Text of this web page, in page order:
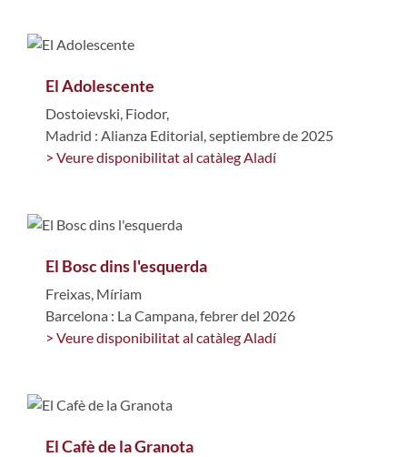
El Adolescente
Dostoievski, Fiodor,
Madrid : Alianza Editorial, septiembre de 2025
> Veure disponibilitat al catàleg Aladí
El Bosc dins l'esquerda
Freixas, Míriam
Barcelona : La Campana, febrer del 2026
> Veure disponibilitat al catàleg Aladí
El Cafè de la Granota